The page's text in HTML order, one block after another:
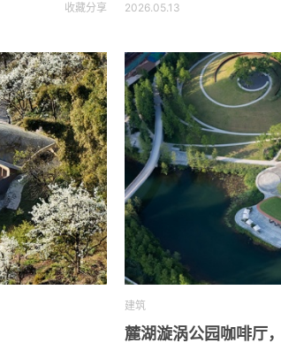
收藏分享 2026.05.13
建筑
麓湖漩涡公园咖啡厅